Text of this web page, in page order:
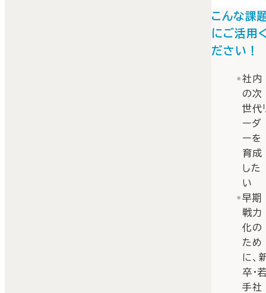
こんな課
にご活用
ださい！
社内
の次
世代
ーダ
ーを
育成
した
い
早期
戦力
化の
ため
に、
卒・
手社